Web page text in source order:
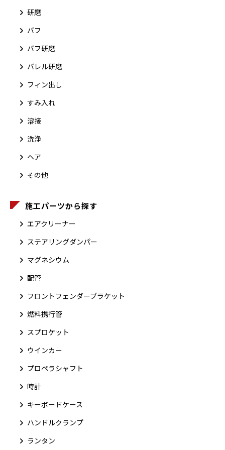
研磨
バフ
バフ研磨
バレル研磨
フィン出し
すみ入れ
溶接
洗浄
ヘア
その他
施工パーツから探す
エアクリーナー
ステアリングダンパー
マグネシウム
配管
フロントフェンダーブラケット
燃料携行管
スプロケット
ウインカー
プロペラシャフト
時計
キーボードケース
ハンドルクランプ
ランタン